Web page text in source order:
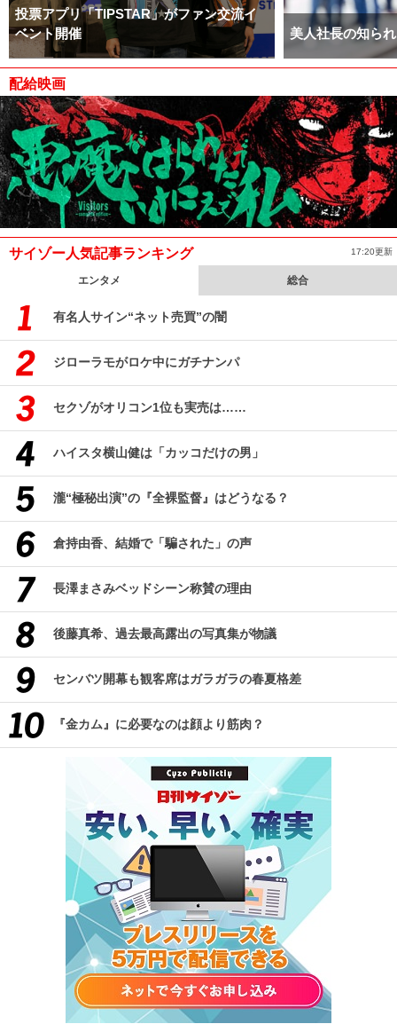
投票アプリ「TIPSTAR」がファン交流イ
ベント開催
美人社長の知ら
配給映画
サイゾー人気記事ランキング 17:20更新
エンタメ 総合
有名人サイン“ネット売買”の闇
ジローラモがロケ中にガチナンパ
セクゾがオリコン1位も実売は……
ハイスタ横山健は「カッコだけの男」
瀧“極秘出演”の『全裸監督』はどうなる？
倉持由香、結婚で「騙された」の声
長澤まさみベッドシーン称賛の理由
後藤真希、過去最高露出の写真集が物議
センバツ開幕も観客席はガラガラの春夏格差
『金カム』に必要なのは顔より筋肉？